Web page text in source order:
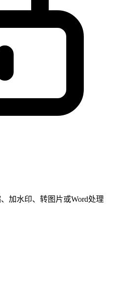
加水印、转图片或Word处理